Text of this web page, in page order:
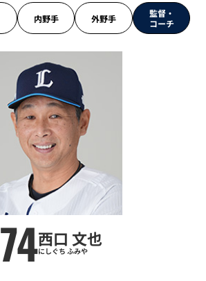
内野手 外野手
監督・
コーチ
74西口 文也
にしぐち ふみや